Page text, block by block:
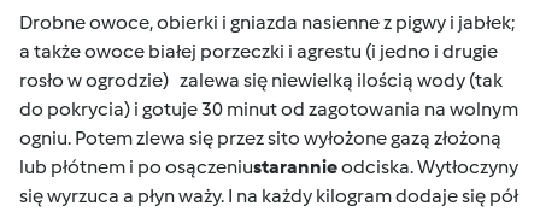
Drobne owoce, obierki i gniazda nasienne z pigwy i jabłek;
a także owoce białej porzeczki i agrestu (i jedno i drugie
rosło w ogrodzie) zalewa się niewielką ilością wody (tak
do pokrycia) i gotuje 30 minut od zagotowania na wolnym
ogniu. Potem zlewa się przez sito wyłożone gazą złożoną
lub płótnem i po osączeniustarannieodciska. Wytłoczyny
się wyrzuca a płyn waży. I na każdy kilogram dodaje się pół